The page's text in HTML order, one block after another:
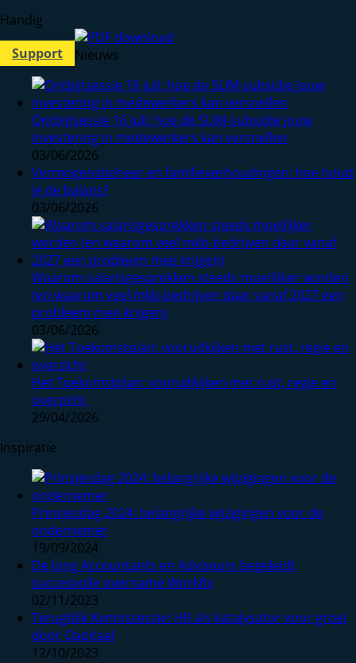
Handig
Support
Nieuws
Ontbijtsessie 16 juli: hoe de SLIM-subsidie jouw
investering in medewerkers kan versnellen
03/06/2026
Vermogensbeheer en familieverhoudingen: hoe houd
je de balans?
03/06/2026
Waarom salarisgesprekken steeds moeilijker worden
(en waarom veel mkb-bedrijven daar vanaf 2027 een
probleem mee krijgen)
03/06/2026
Het Toekomstplan: vooruitkijken met rust, regie en
overzicht
29/04/2026
Inspiratie
Prinsjesdag 2024: belangrijke wijzigingen voor de
ondernemer
19/09/2024
De Jong Accountants en Adviseurs begeleidt
succesvolle overname Workfix
02/11/2023
Terugblik Kennissessie: HR als katalysator voor groei
door Qapitaal
12/10/2023